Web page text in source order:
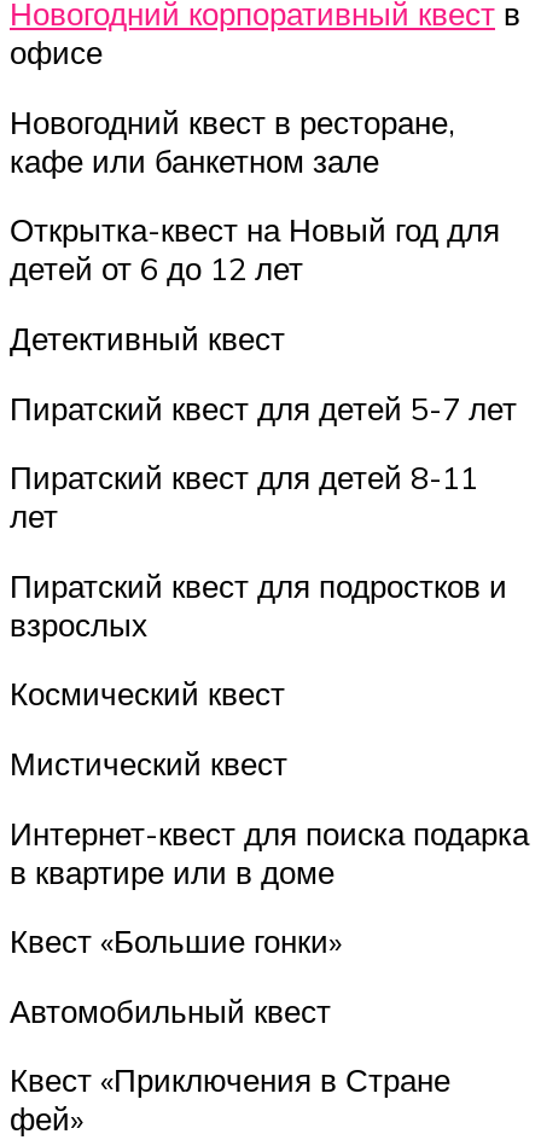
Новогодний корпоративный квест в
офисе
Новогодний квест в ресторане,
кафе или банкетном зале
Открытка-квест на Новый год для
детей от 6 до 12 лет
Детективный квест
Пиратский квест для детей 5-7 лет
Пиратский квест для детей 8-11
лет
Пиратский квест для подростков и
взрослых
Космический квест
Мистический квест
Интернет-квест для поиска подарка
в квартире или в доме
Квест «Большие гонки»
Автомобильный квест
Квест «Приключения в Стране
фей»